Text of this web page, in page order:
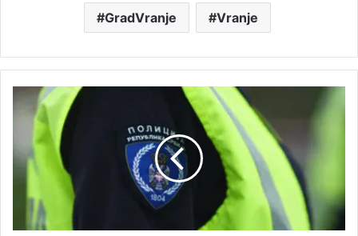
GradVranje Vranje